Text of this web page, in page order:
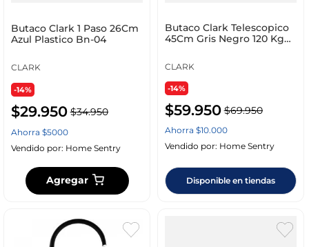
Butaco Clark 1 Paso 26Cm
Azul Plastico Bn-04
CLARK
-14%
$29.950 $34.950
Ahorra $5000
Vendido por: Home Sentry
Agregar
Butaco Clark Telescopico
45Cm Gris Negro 120 Kg
CLARK
-14%
$59.950 $69.950
Ahorra $10.000
Vendido por: Home Sentry
Disponible en tiendas